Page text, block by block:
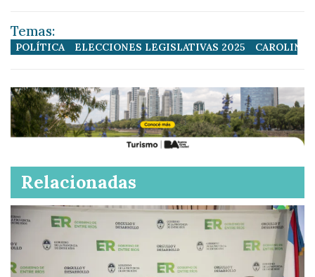
Temas:
POLÍTICA ELECCIONES LEGISLATIVAS 2025 CAROLINA
Relacionadas